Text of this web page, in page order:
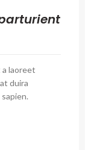
laoreet
duira